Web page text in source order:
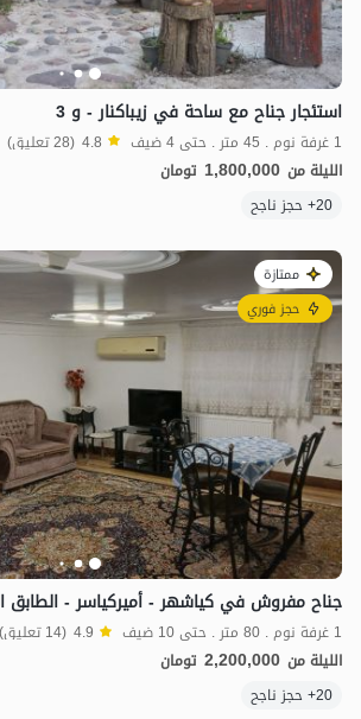
استئجار جناح مع ساحة في زیباکنار - و 3
1 غرفة نوم . 45 متر . حتى 4 ضيف 4.8 (28 تعليق)
الليلة من 1,800,000 تومان
20+ حجز ناجح
ممتازة
حجز فوري
جناح مفروش في كياشهر - أميركياسر - الطابق
1 غرفة نوم . 80 متر . حتى 10 ضيف 4.9 (14 تعليق)
الليلة من 2,200,000 تومان
20+ حجز ناجح